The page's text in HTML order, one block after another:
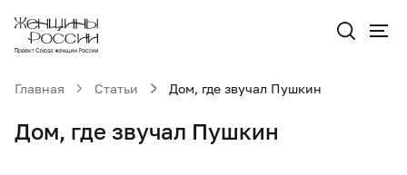
Главная Статьи Дом, где звучал Пушкин
Дом, где звучал Пушкин